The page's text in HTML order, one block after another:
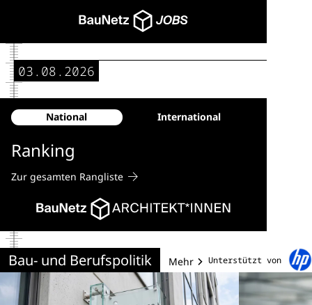
03.08.2026
National International
Ranking
Zur gesamten Rangliste
Bau- und Berufspolitik Mehr Unterstützt von